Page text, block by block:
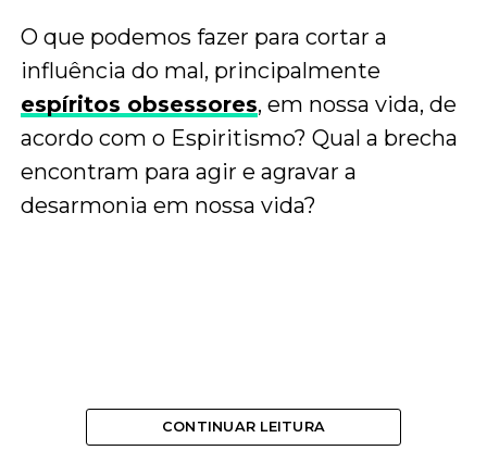
O que podemos fazer para cortar a
influência do mal, principalmente
espíritos obsessores, em nossa vida, de
acordo com o Espiritismo? Qual a brecha
encontram para agir e agravar a
desarmonia em nossa vida?
CONTINUAR LEITURA